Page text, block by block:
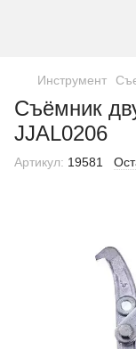
Инструмент
Съёмник
JJAL0206
Артикул: 19581